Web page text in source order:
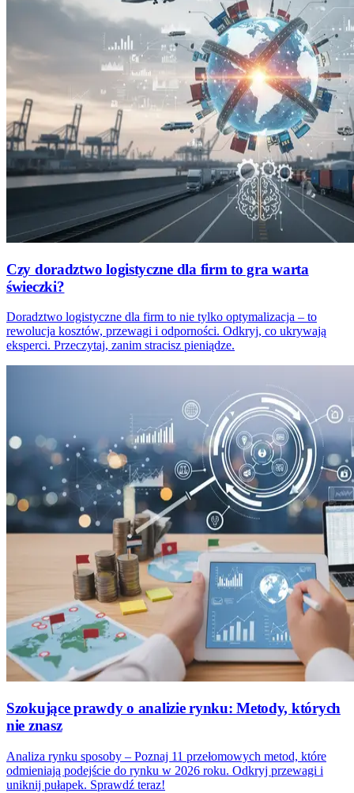
Czy doradztwo logistyczne dla firm to gra warta
świeczki?
Doradztwo logistyczne dla firm to nie tylko optymalizacja – to
rewolucja kosztów, przewagi i odporności. Odkryj, co ukrywają
eksperci. Przeczytaj, zanim stracisz pieniądze.
Szokujące prawdy o analizie rynku: Metody, których
nie znasz
Analiza rynku sposoby – Poznaj 11 przełomowych metod, które
odmieniają podejście do rynku w 2026 roku. Odkryj przewagi i
uniknij pułapek. Sprawdź teraz!